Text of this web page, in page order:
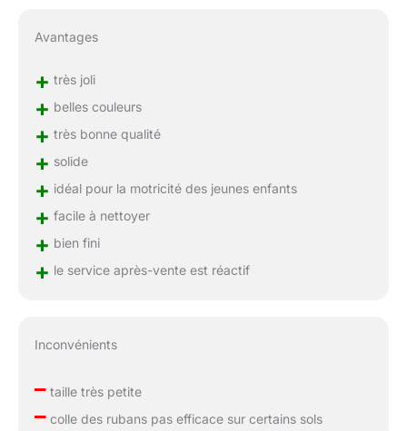
Avantages
+ très joli
+ belles couleurs
+ très bonne qualité
+ solide
+ idéal pour la motricité des jeunes enfants
+ facile à nettoyer
+ bien fini
+ le service après-vente est réactif
Inconvénients
–taille très petite
–colle des rubans pas efficace sur certains sols